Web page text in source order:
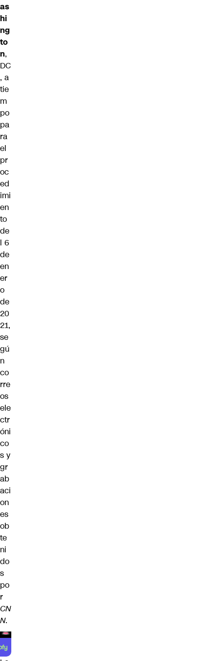
as
hi
ng
to
n,
DC
, a
tie
m
po
pa
ra
el
pr
oc
ed
imi
en
to
de
l 6
de
en
er
o
de
20
21,
se
gú
n
co
rre
os
ele
ctr
óni
co
s y
gr
ab
aci
on
es
ob
te
ni
do
s
po
r
CN
N.